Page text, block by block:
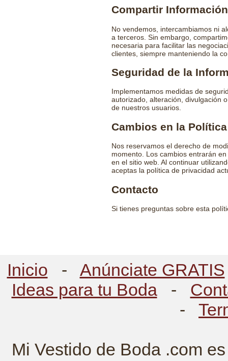
Compartir Información
No vendemos, intercambiamos ni
a terceros. Sin embargo,
necesaria para facilitar las
clientes, siempre manteniendo la
Seguridad de la
Implementamos medidas de
autorizado, alteración, divulgación
de nuestros usuarios.
Cambios en la
Nos reservamos el derecho de
momento. Los cambios entrarán
en el sitio web. Al continuar
aceptas la política de privacidad
Contacto
Si tienes preguntas sobre esta
Inicio - Anúnciate GRATIS
Ideas para tu Boda-
-
Mi Vestido de Boda .com